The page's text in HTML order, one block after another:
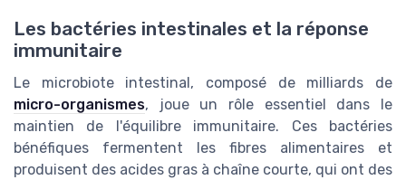
Les bactéries intestinales et la réponse
immunitaire
Le microbiote intestinal, composé de milliards de
micro-organismes, joue un rôle essentiel dans le
maintien de l'équilibre immunitaire. Ces bactéries
bénéfiques fermentent les fibres alimentaires et
produisent des acides gras à chaîne courte, qui ont des